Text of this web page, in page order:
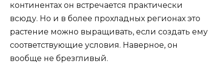
континентах он встречается практически
всюду. Но и в более прохладных регионах это
растение можно выращивать, если создать ему
соответствующие условия. Наверное, он
вообще не брезгливый.